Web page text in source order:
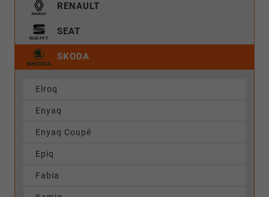
RENAULT
SEAT
SKODA
Elroq
Enyaq
Enyaq Coupé
Epiq
Fabia